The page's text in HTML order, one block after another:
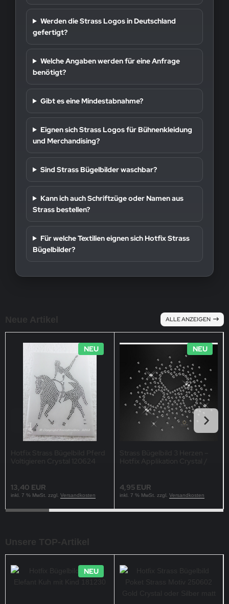
Werden die Strass Logos in Deutschland
gefertigt?
Welche Angaben werden für eine Anfrage
benötigt?
Gibt es eine Mindestabnahme?
Eignen sich Strass Logos für Bühnenkleidung
und Merchandising?
Sind Strass Bügelbilder waschbar?
Kann ich auch Schriftzüge oder Namen aus
Strass bestellen?
Für welche Textilien eignen sich Hotfix Strass
Bügelbilder?
ALLE ANZEIGEN
NEU
Voltigieren Crystal 120624
13,40 EUR
inkl. 7 % MwSt. zzgl. Versandkosten
NEU
Hotfix Applikation Crystal /
4,95 EUR
inkl. 7 % MwSt. zzgl. Versandkosten
Unsere TOP-Artikel
NEU